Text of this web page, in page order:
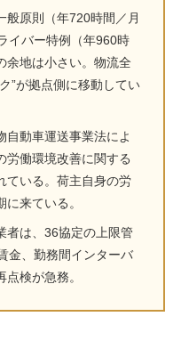
般原則（年720時間／月
イバー特例（年960時
余地は小さい。物流全
”が拠点側に移動してい
自動車運送事業法によ
労働環境改善に関する
ている。荷主自身の労
来ている。
者は、36協定の上限管
金、勤務間インターバ
検が急務。